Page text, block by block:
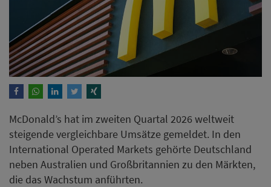
McDonald’s hat im zweiten Quartal 2026 weltweit
steigende vergleichbare Umsätze gemeldet. In den
International Operated Markets gehörte Deutschland
neben Australien und Großbritannien zu den Märkten,
die das Wachstum anführten.